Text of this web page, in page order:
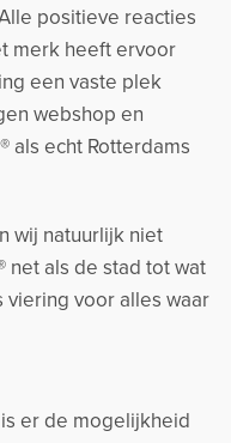
positieve reacties
merk heeft ervoor
een vaste plek
webshop en
als echt Rotterdams
wij natuurlijk niet
net als de stad tot wat
viering voor alles waar
er de mogelijkheid